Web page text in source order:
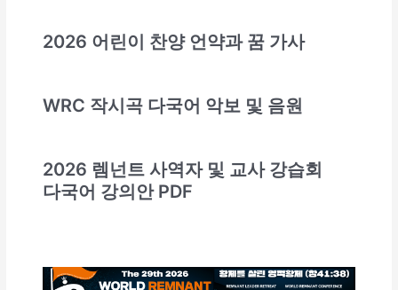
2026 어린이 찬양 언약과 꿈 가사
WRC 작시곡 다국어 악보 및 음원
2026 렘넌트 사역자 및 교사 강습회
다국어 강의안 PDF